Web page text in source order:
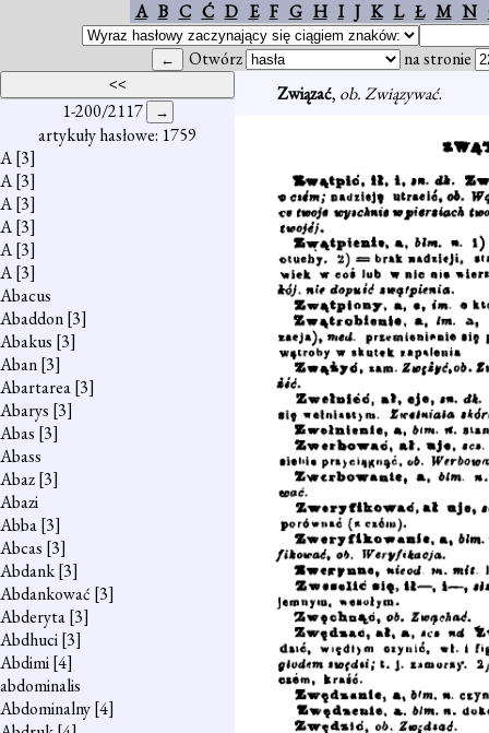
A B C Ć D E F G H I J K L Ł M N
Otwórz na stronie
1-200/2117
artykuły hasłowe: 1759
A[3]
A[3]
A[3]
A[3]
A[3]
A[3]
Abacus
Abaddon[3]
Abakus [3]
Aban[3]
Abartarea[3]
Abarys [3]
Abas [3]
Abass
Abaz[3]
Abazi
Abba[3]
Abcas [3]
Abdank[3]
Abdankować [3]
Abderyta[3]
Abdhuci[3]
Abdimi[4]
abdominalis
Abdominalny[4]
Związać, ob. Związywać.